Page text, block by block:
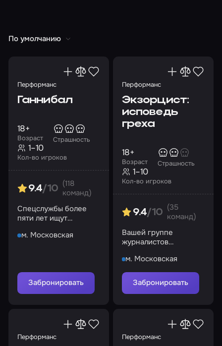
По умолчанию
Перформанс
Ганнибал
Возраст
18+
Страшность
Кол-во игроков
1–10
9.4/10
(118
команд)
Спецслужбы более
пяти лет ищут
все попытки обречены
м. Московская
Забронировать
Перформанс
Экзорцист:
исповедь
греха
Возраст
18+
Страшность
Кол-во игроков
1–10
9.4/10
(35
команд)
Вашей группе
журналистов
все тайны, связанные
с этим местом
м. Московская
Забронировать
Перформанс Перформанс